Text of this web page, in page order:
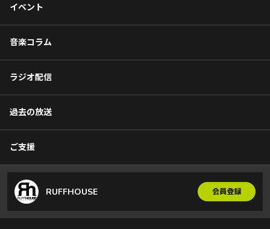
イベント
音楽コラム
ラジオ配信
過去の放送
ご支援
RUFFHOUSE 会員登録